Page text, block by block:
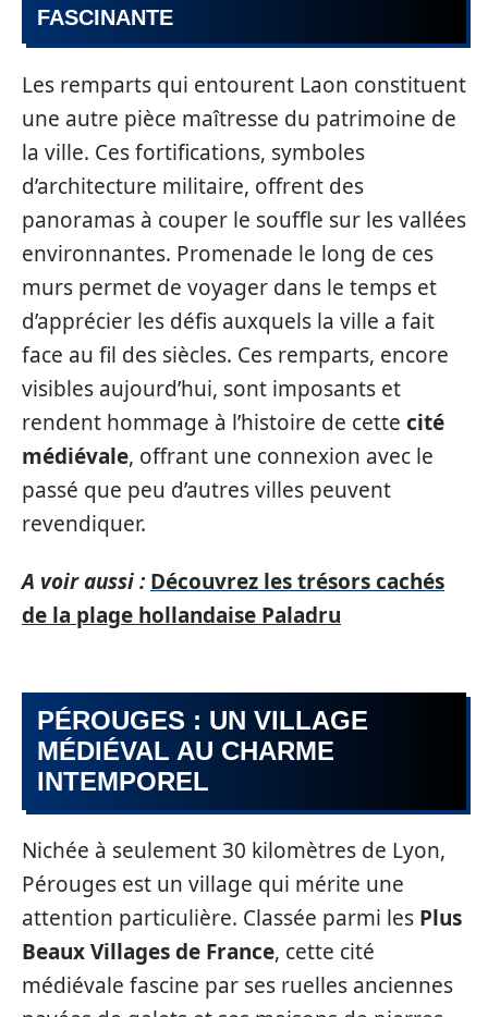
FASCINANTE
Les remparts qui entourent Laon constituent
une autre pièce maîtresse du patrimoine de
la ville. Ces fortifications, symboles
d’architecture militaire, offrent des
panoramas à couper le souffle sur les vallées
environnantes. Promenade le long de ces
murs permet de voyager dans le temps et
d’apprécier les défis auxquels la ville a fait
face au fil des siècles. Ces remparts, encore
visibles aujourd’hui, sont imposants et
rendent hommage à l’histoire de cette cité
médiévale, offrant une connexion avec le
passé que peu d’autres villes peuvent
revendiquer.
A voir aussi : Découvrez les trésors cachés
de la plage hollandaise Paladru
PÉROUGES : UN VILLAGE
MÉDIÉVAL AU CHARME
INTEMPOREL
Nichée à seulement 30 kilomètres de Lyon,
Pérouges est un village qui mérite une
attention particulière. Classée parmi les Plus
Beaux Villages de France, cette cité
médiévale fascine par ses ruelles anciennes